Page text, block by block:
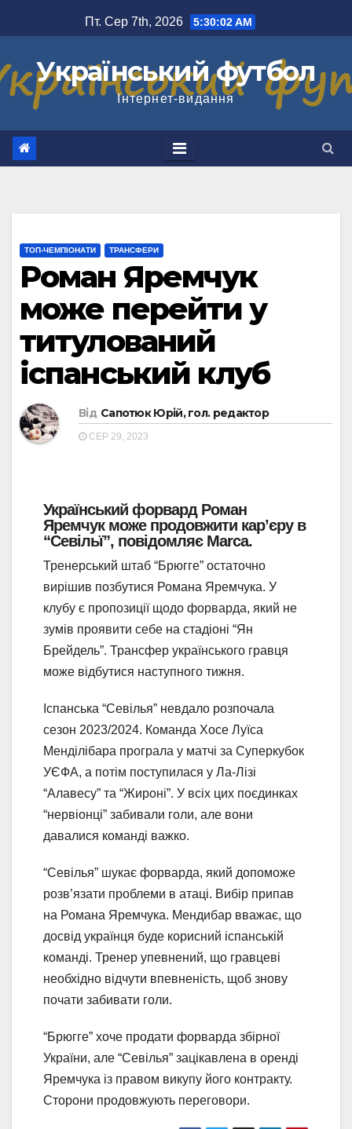
до
Пт. Сер 7th, 2026 5:30:02 AM
Український футбол
Інтернет-видання
ТОП-ЧЕМПІОНАТИ ТРАНСФЕРИ
Роман Яремчук
може перейти у
титулований
іспанський клуб
Від Сапотюк Юрій, гол. редактор
СЕР 29, 2023
Український форвард Роман
Яремчук може продовжити кар’єру в
“Севільї”, повідомляє Marca.
Тренерський штаб “Брюгге” остаточно
вирішив позбутися Романа Яремчука. У
клубу є пропозиції щодо форварда, який не
зумів проявити себе на стадіоні “Ян
Брейдель”. Трансфер українського гравця
може відбутися наступного тижня.
Іспанська “Севілья” невдало розпочала
сезон 2023/2024. Команда Хосе Луїса
Менділібара програла у матчі за Суперкубок
УЄФА, а потім поступилася у Ла-Лізі
“Алавесу” та “Жироні”. У всіх цих поєдинках
“нервіонці” забивали голи, але вони
давалися команді важко.
“Севілья” шукає форварда, який допоможе
розв’язати проблеми в атаці. Вибір припав
на Романа Яремчука. Мендибар вважає, що
досвід українця буде корисний іспанській
команді. Тренер упевнений, що гравцеві
необхідно відчути впевненість, щоб знову
почати забивати голи.
“Брюгге” хоче продати форварда збірної
України, але “Севілья” зацікавлена в оренді
Яремчука із правом викупу його контракту.
Сторони продовжують переговори.